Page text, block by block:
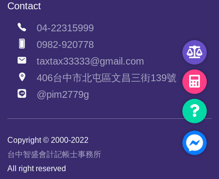
Contact
04-22315999
0982-920778
taxtax33333@gmail.com
406台中市北屯區文昌三街139號
@pim2779g
Copyright © 2000-2022
台中智盛會計記帳士事務所
All right reserved